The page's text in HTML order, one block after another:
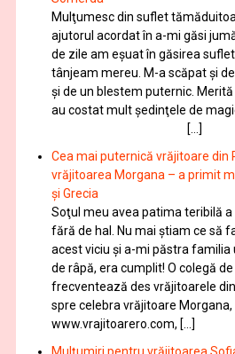
Mulţumesc din suflet
ajutorul acordat în a-mi găsi
de zile am eşuat în găsirea
tânjeam mereu. M-a scăpat şi
şi de un blestem puternic.
au costat mult şedinţele de
[…]
Cea mai puternică vrăjitoare din
vrăjitoarea Morgana – a primit
și Grecia
Soţul meu avea patima teribilă a
fără de hal. Nu mai ştiam ce să
acest viciu şi a-mi păstra familia
de râpă, era cumplit! O colegă
frecventează des vrăjitoarele
spre celebra vrăjitoare Morgana,
www.vrajitoarero.com, […]